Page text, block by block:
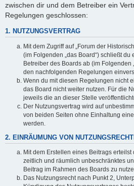
zwischen dir und dem Betreiber ein
Regelungen geschlossen:
1. NUTZUNGSVERTRAG
Mit dem Zugriff auf „Forum der
(im Folgenden „das Board“) schließt
Betreiber des Boards ab (im Folgenden
den nachfolgenden Regelungen
Wenn du mit diesen Regelungen nicht
das Board nicht weiter nutzen. Für die
jeweils die an dieser Stelle
Der Nutzungsvertrag wird auf
von beiden Seiten ohne Einhaltung
werden.
2. EINRÄUMUNG VON
Mit dem Erstellen eines Beitrags
zeitlich und räumlich unbeschränktes
Beitrag im Rahmen des Boards zu
Das Nutzungsrecht nach Punkt 2,